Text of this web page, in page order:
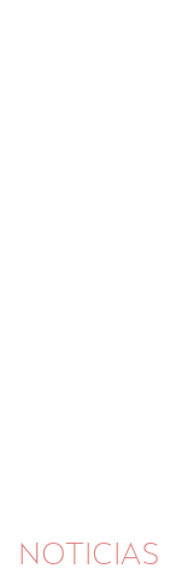
NOTICIAS